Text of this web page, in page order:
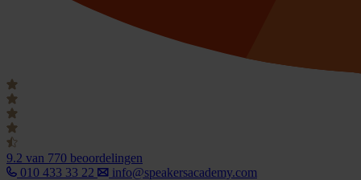
9.2 van 770 beoordelingen
010 433 33 22
info@speakersacademy.com